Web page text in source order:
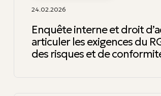
24.02.2026
Enquête interne et droit
articuler les exigences du
des risques et de